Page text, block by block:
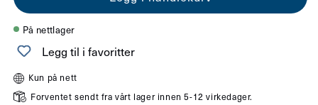
Epsilon
takpendel
takpendel
På nettlager
Legg til i favoritter
Kun på nett
Forventet sendt fra vårt lager innen 5-12 virkedager.